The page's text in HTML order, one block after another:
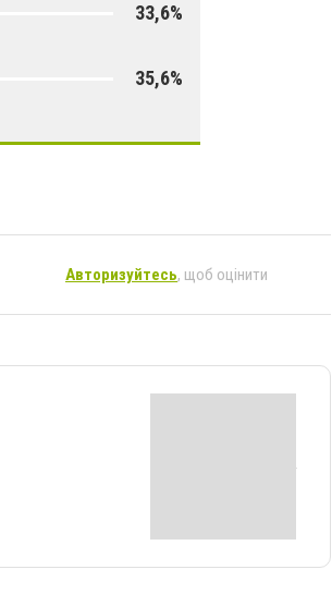
33,6%
35,6%
Авторизуйтесь, щоб оцінити